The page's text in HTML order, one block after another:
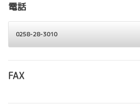
電話
0258-28-3010
FAX